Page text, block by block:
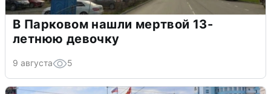
В Парковом нашли мертвой 13-
летнюю девочку
9 августа 5